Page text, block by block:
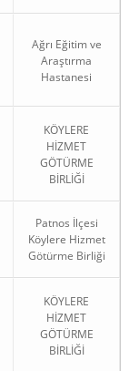
Ağrı Eğitim ve
Araştırma
Hastanesi
KÖYLERE
HİZMET
GÖTÜRME
BİRLİĞİ
Patnos İlçesi
Köylere Hizmet
Götürme Birliği
KÖYLERE
HİZMET
GÖTÜRME
BİRLİĞİ